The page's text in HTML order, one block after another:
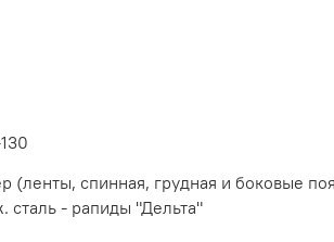
(ленты, спинная, грудная и боковые
- рапиды "Дельта"